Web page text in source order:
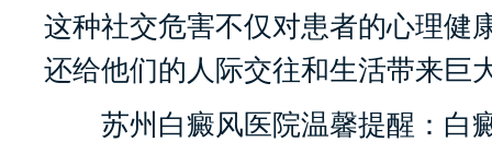
这种社交危害不仅对患者的心理健
还给他们的人际交往和生活带来巨
苏州白癜风医院温馨提醒：白